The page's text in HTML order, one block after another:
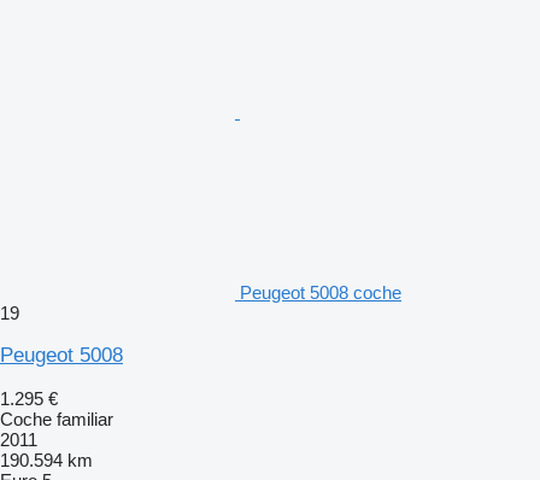
Peugeot 5008 coche
19
Peugeot 5008
1.295 €
Coche familiar
2011
190.594 km